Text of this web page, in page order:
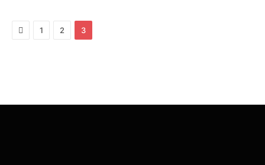
Previous
1 2 3